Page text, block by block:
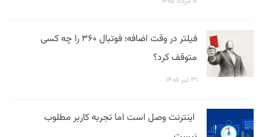
فیلتر در وقت اضافه؛ فوتبال ۳۶۰ را چه کسی
متوقف کرد؟
۳۱ تیر ۱۴۰۵
اینترنت وصل است اما تجربه کاربر مطلوب